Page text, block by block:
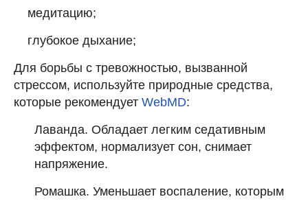
медитацию;
глубокое дыхание;
Для борьбы с тревожностью, вызванной
стрессом, используйте природные средства,
которые рекомендует WebMD:
Лаванда. Обладает легким седативным
эффектом, нормализует сон, снимает
напряжение.
Ромашка. Уменьшает воспаление, которым